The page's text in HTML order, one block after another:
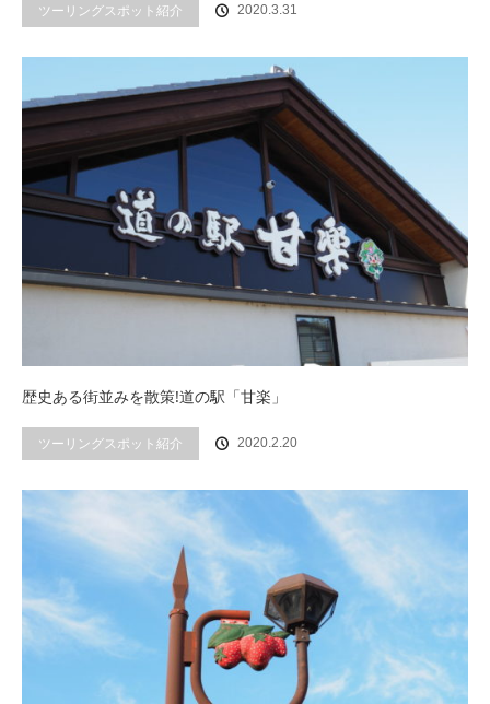
ツーリングスポット紹介 2020.3.31
歴史ある街並みを散策!道の駅「甘楽」
ツーリングスポット紹介 2020.2.20